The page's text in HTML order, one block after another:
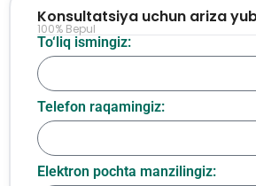
To‘liq ismingiz:
Telefon raqamingiz:
Elektron pochta manzilingiz:
Konsultatsiya uchun ariza
100% Bepul